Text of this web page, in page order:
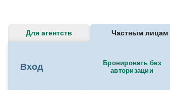
Частным лицам
Для агентств
Вход
Бронировать без
авторизации